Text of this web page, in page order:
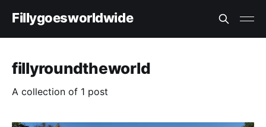
Fillygoesworldwide
fillyroundtheworld
A collection of 1 post